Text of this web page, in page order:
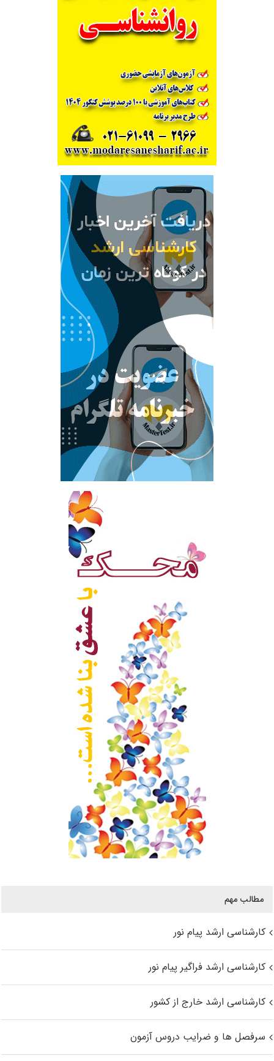
مطالب مهم
کارشناسی ارشد پیام نور
کارشناسی ارشد فراگیر پیام نور
کارشناسی ارشد خارج از کشور
سرفصل ها و ضرایب دروس آزمون